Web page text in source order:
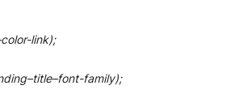
link);
family);